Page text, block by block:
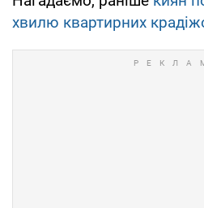
хвилю квартирних